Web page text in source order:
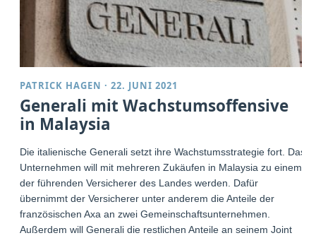
PATRICK HAGEN ·22. JUNI 2021
Generali mit Wachstumsoffensive
in Malaysia
Die italienische Generali setzt ihre Wachstumsstrategie fort. Das
Unternehmen will mit mehreren Zukäufen in Malaysia zu einem
der führenden Versicherer des Landes werden. Dafür
übernimmt der Versicherer unter anderem die Anteile der
französischen Axa an zwei Gemeinschaftsunternehmen.
Außerdem will Generali die restlichen Anteile an seinem Joint